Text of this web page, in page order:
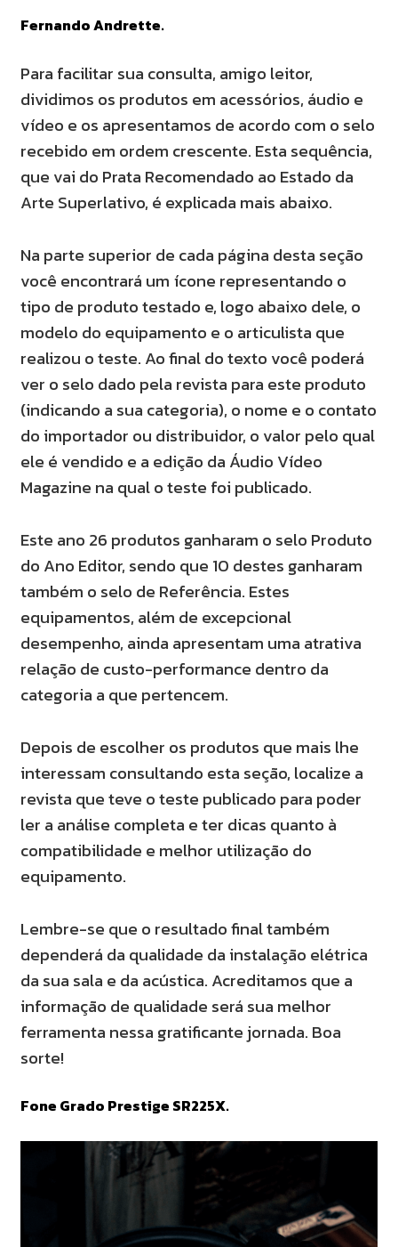
Fernando Andrette.
Para facilitar sua consulta, amigo leitor,
dividimos os produtos em acessórios, áudio e
vídeo e os apresentamos de acordo com o selo
recebido em ordem crescente. Esta sequência,
que vai do Prata Recomendado ao Estado da
Arte Superlativo, é explicada mais abaixo.
Na parte superior de cada página desta seção
você encontrará um ícone representando o
tipo de produto testado e, logo abaixo dele, o
modelo do equipamento e o articulista que
realizou o teste. Ao final do texto você poderá
ver o selo dado pela revista para este produto
(indicando a sua categoria), o nome e o contato
do importador ou distribuidor, o valor pelo qual
ele é vendido e a edição da Áudio Vídeo
Magazine na qual o teste foi publicado.
Este ano 26 produtos ganharam o selo Produto
do Ano Editor, sendo que 10 destes ganharam
também o selo de Referência. Estes
equipamentos, além de excepcional
desempenho, ainda apresentam uma atrativa
relação de custo-performance dentro da
categoria a que pertencem.
Depois de escolher os produtos que mais lhe
interessam consultando esta seção, localize a
revista que teve o teste publicado para poder
ler a análise completa e ter dicas quanto à
compatibilidade e melhor utilização do
equipamento.
Lembre-se que o resultado final também
dependerá da qualidade da instalação elétrica
da sua sala e da acústica. Acreditamos que a
informação de qualidade será sua melhor
ferramenta nessa gratificante jornada. Boa
sorte!
Fone Grado Prestige SR225X.